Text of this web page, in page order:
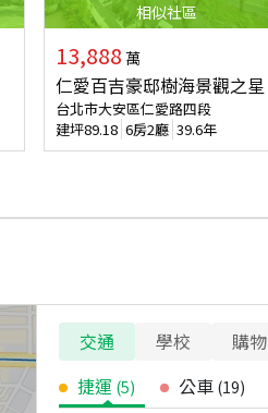
相似社區
13,888 萬
仁愛百吉豪邸樹海景觀之星
台北市大安區仁愛路四段
建坪89.18 6房2廳 39.6年
交通 學校 購物
捷運 (5) 公車 (19)